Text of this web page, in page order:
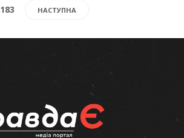
183 НАСТУПНА